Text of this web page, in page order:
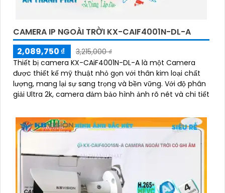
CAMERA IP NGOÀI TRỜI KX-CAIF4001N-DL-A
2,089,750 ₫
3,215,000 ₫
Thiết bị camera KX-CAiF4001N-DL-A là một Camera
được thiết kế mỹ thuật nhỏ gọn với thân kim loại chất
lượng, mang lại sự sang trọng và bền vững. Với độ phân
giải Ultra 2k, camera đảm bảo hình ảnh rõ nét và chi tiết